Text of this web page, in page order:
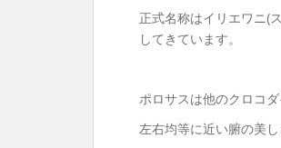
正式名称はイリエワニ(
してきています。
ポロサスは他のクロコ
左右均等に近い腑の美